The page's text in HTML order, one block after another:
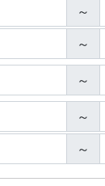
～
～
～
～
～